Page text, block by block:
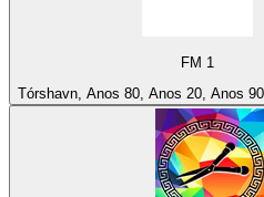
FM 1
Tórshavn, Anos 80, Anos 20, Anos